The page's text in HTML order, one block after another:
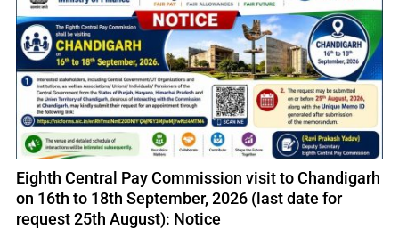
Eighth Central Pay Commission visit to Chandigarh
on 16th to 18th September, 2026 (last date for
request 25th August): Notice